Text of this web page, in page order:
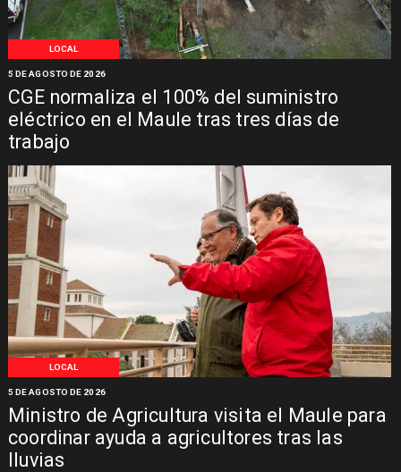
LOCAL
CGE normaliza el 100% del suministro
eléctrico en el Maule tras tres días de
trabajo
5 DE AGOSTO DE 2026
LOCAL
Ministro de Agricultura visita el Maule para
coordinar ayuda a agricultores tras las
lluvias
5 DE AGOSTO DE 2026